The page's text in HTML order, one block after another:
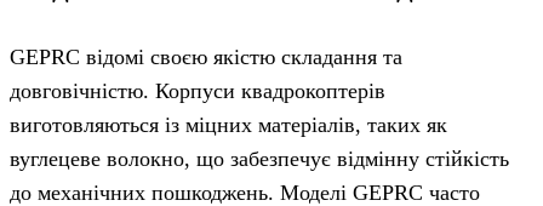
GEPRC відомі своєю якістю складання та
довговічністю. Корпуси квадрокоптерів
виготовляються із міцних матеріалів, таких як
вуглецеве волокно, що забезпечує відмінну стійкість
до механічних пошкоджень. Моделі GEPRC часто